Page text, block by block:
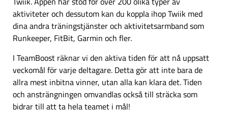
aktiviteter och dessutom kan du koppla ihop Twiik med
dina andra träningstjänster och aktivitetsarmband som
Runkeeper, FitBit, Garmin och fler.
I TeamBoost räknar vi den aktiva tiden för att nå uppsatt
veckomål för varje deltagare. Detta gör att inte bara de
allra mest inbitna vinner, utan alla kan klara det. Tiden
och ansträngningen omvandlas också till sträcka som
bidrar till att ta hela teamet i mål!